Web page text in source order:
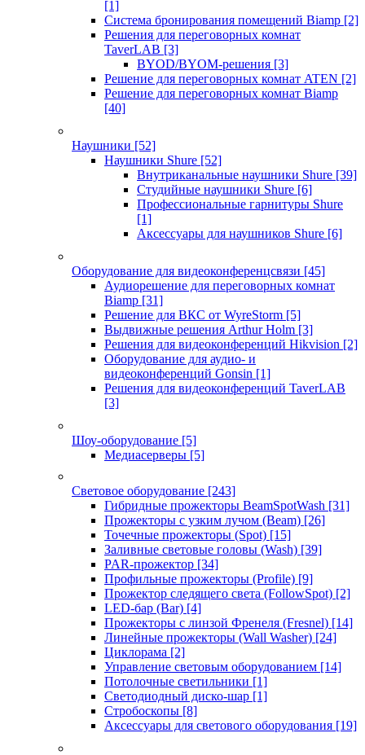
[1]
Система бронирования помещений Biamp [2]
Решения для переговорных комнат
TaverLAB [3]
BYOD/BYOM-решения [3]
Решение для переговорных комнат ATEN [2]
Решение для переговорных комнат Biamp
[40]
Наушники [52]
Наушники Shure [52]
Внутриканальные наушники Shure [39]
Студийные наушники Shure [6]
Профессиональные гарнитуры Shure
[1]
Аксессуары для наушников Shure [6]
Оборудование для видеоконференцсвязи [45]
Аудиорешение для переговорных комнат
Biamp [31]
Решение для ВКС от WyreStorm [5]
Выдвижные решения Arthur Holm [3]
Решения для видеоконференций Hikvision [2]
Оборудование для аудио- и
видеоконференций Gonsin [1]
Решения для видеоконференций TaverLAB
[3]
Шоу-оборудование [5]
Медиасерверы [5]
Световое оборудование [243]
Гибридные прожекторы BeamSpotWash [31]
Прожекторы с узким лучом (Beam) [26]
Точечные прожекторы (Spot) [15]
Заливные световые головы (Wash) [39]
PAR-прожектор [34]
Профильные прожекторы (Profile) [9]
Прожектор следящего света (FollowSpot) [2]
LED-бар (Bar) [4]
Прожекторы с линзой Френеля (Fresnel) [14]
Линейные прожекторы (Wall Washer) [24]
Циклорама [2]
Управление световым оборудованием [14]
Потолочные светильники [1]
Светодиодный диско-шар [1]
Стробоскопы [8]
Аксессуары для светового оборудования [19]